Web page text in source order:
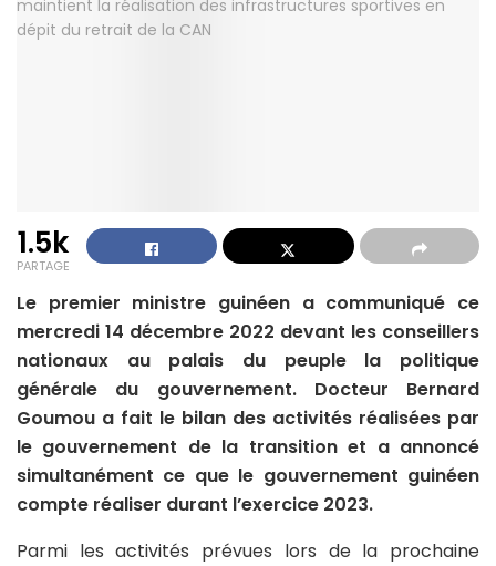
1.5k
PARTAGE
Le premier ministre guinéen a communiqué ce
mercredi 14 décembre 2022 devant les conseillers
nationaux au palais du peuple la politique
générale du gouvernement. Docteur Bernard
Goumou a fait le bilan des activités réalisées par
le gouvernement de la transition et a annoncé
simultanément ce que le gouvernement guinéen
compte réaliser durant l’exercice 2023.
Parmi les activités prévues lors de la prochaine